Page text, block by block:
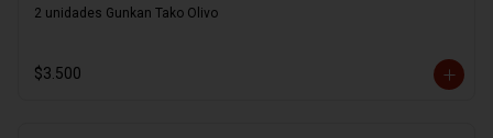
2 unidades Gunkan Tako Olivo
$3.500